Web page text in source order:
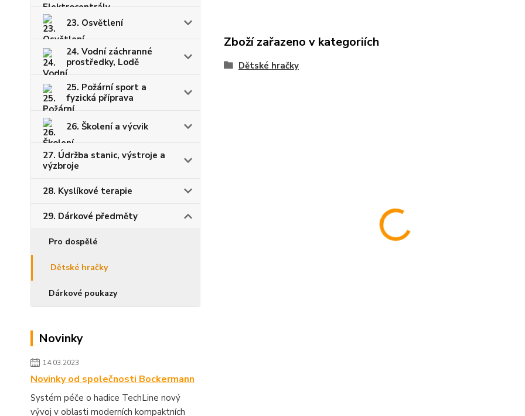
23. Osvětlení
24. Vodní záchranné
prostředky, Lodě
25. Požární sport a
fyzická příprava
26. Školení a výcvik
27. Údržba stanic, výstroje a
výzbroje
28. Kyslíkové terapie
29. Dárkové předměty
Pro dospělé
Dětské hračky
Dárkové poukazy
Novinky
14.03.2023
Novinky od společnosti Bockermann
Systém péče o hadice TechLine nový
vývoj v oblasti moderních kompaktních
Zboží zařazeno v kategoriích
Dětské hračky